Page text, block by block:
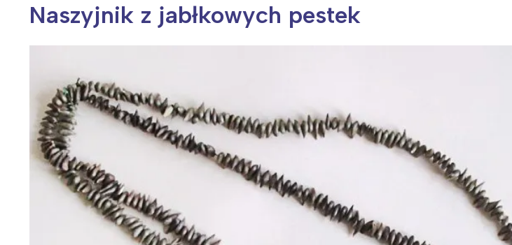
Wiosenny koncert ptaków na płocie
Naszyjnik z jabłkowych pestek